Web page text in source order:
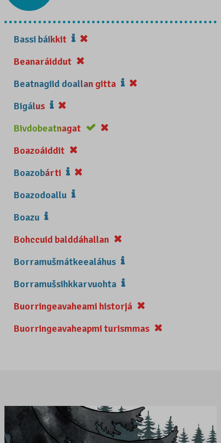
Bassi báikkit
Beanaráiddut
Beatnagiid doallan gitta
Bigálus
Bivdobeatnagat
Boazoáiddit
Boazobárti
Boazodoallu
Boazu
Bohccuid balddáhallan
Borramušmátkeealáhus
Borramušsihkkarvuohta
Buorringeavaheami historjá
Buorringeavaheapmi turismmas